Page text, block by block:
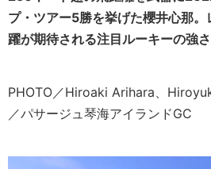
プ・ツアー5勝を挙げた櫻井心那
躍が期待される注目ルーキーの強さ
PHOTO／Hiroaki Arihara、
／パサージュ琴海アイランドGC